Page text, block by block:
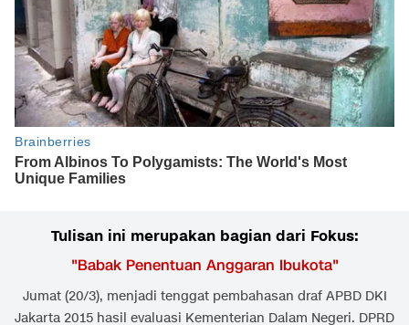
Tulisan ini merupakan bagian dari Fokus:
"Babak Penentuan Anggaran Ibukota"
Jumat (20/3), menjadi tenggat pembahasan draf APBD DKI
Jakarta 2015 hasil evaluasi Kementerian Dalam Negeri. DPRD